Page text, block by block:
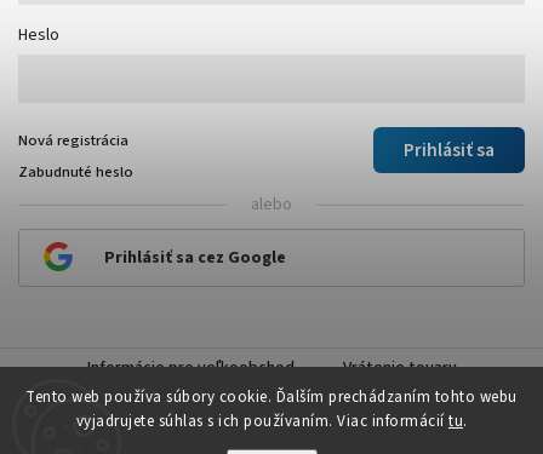
Tento web používa súbory cookie. Ďalším prechádzaním tohto webu
vyjadrujete súhlas s ich používaním. Viac informácií tu.
Heslo
Prihlásiť sa
Nová registrácia
Zabudnuté heslo
alebo
Prihlásiť sa cez Google
Informácie pre veľkoobchod Vrátenie tovaru